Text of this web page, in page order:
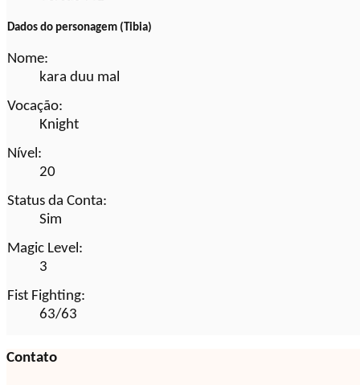
Dados do personagem (Tibia)
Nome:
kara duu mal
Vocação:
Knight
Nível:
20
Status da Conta:
Sim
Magic Level:
3
Fist Fighting:
63/63
Contato